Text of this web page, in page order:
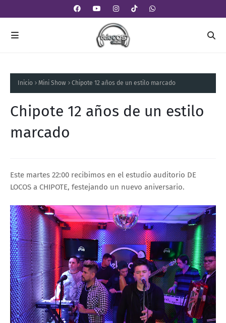
Inicio Mini Show Chipote 12 años de un estilo marcado
Chipote 12 años de un estilo
marcado
Este martes 22:00 recibimos en el estudio auditorio DE
LOCOS a CHIPOTE, festejando un nuevo aniversario.